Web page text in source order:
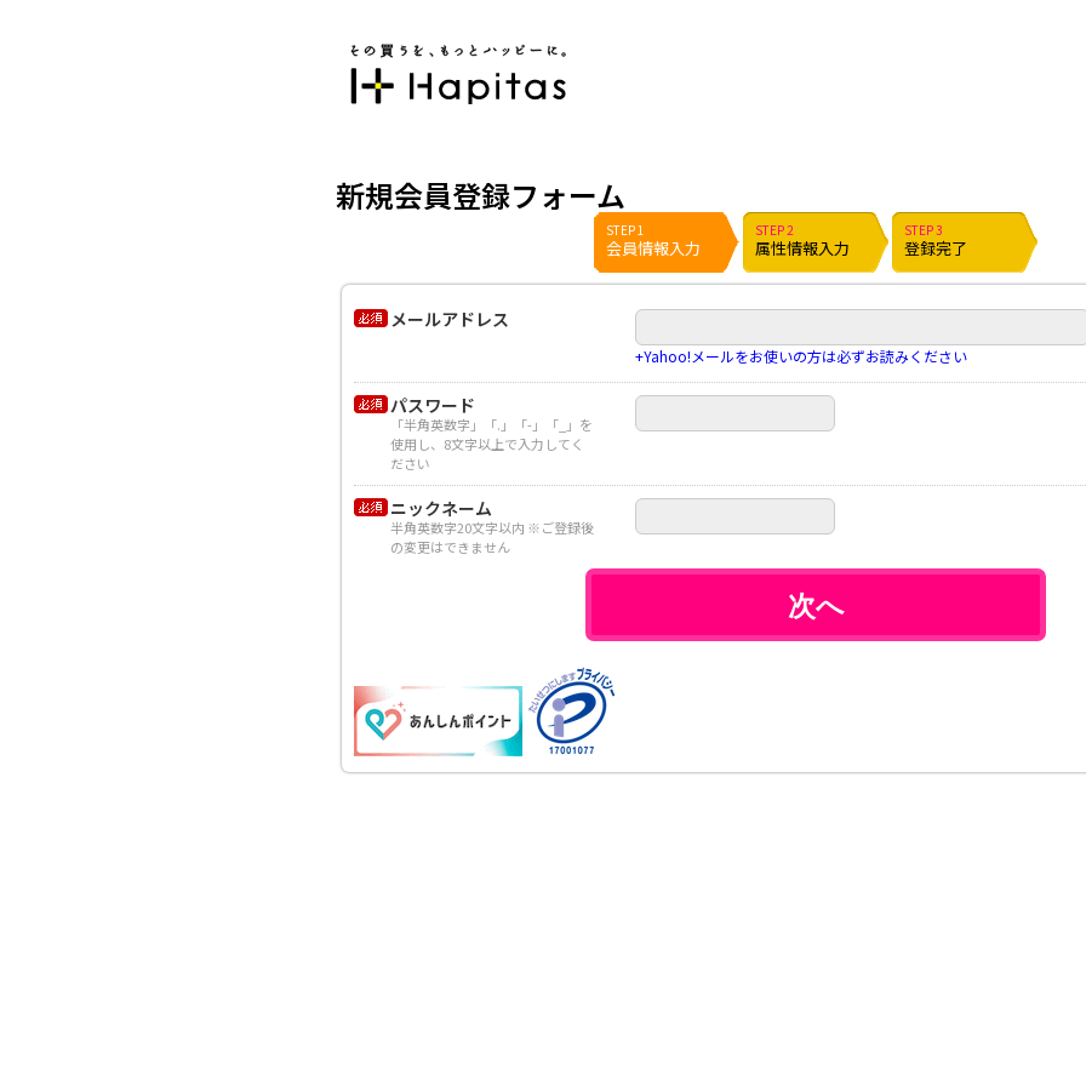
新規会員登録フォーム
STEP 1
会員情報入力
STEP 2
属性情報入力
STEP 3
登録完了
メールアドレス
+Yahoo!メールをお使いの方は必ずお読みください
パスワード
「半角英数字」「.」「-」「_」を
使用し、8文字以上で入力してく
ださい
ニックネーム
半角英数字20文字以内 ※ご登録後
の変更はできません